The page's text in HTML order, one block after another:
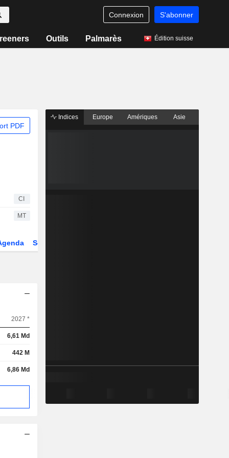
Connexion S'abonner
Outils Palmarès Édition suisse
PDF
CI
MT
Secteur
2027 *
6,61 Md
442 M
6,86 Md
Indices Europe Amériques Asie